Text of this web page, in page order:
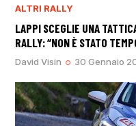
ALTRI RALLY
LAPPI SCEGLIE UNA
RALLY: “NON È STATO
David Visin 30 Gennaio